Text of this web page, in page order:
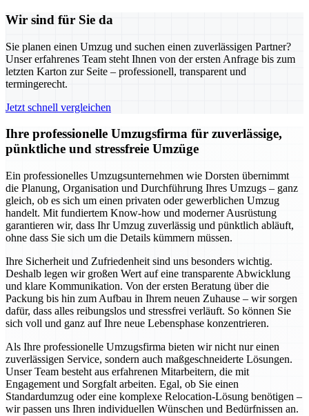
Wir sind für Sie da
Sie planen einen Umzug und suchen einen zuverlässigen Partner?
Unser erfahrenes Team steht Ihnen von der ersten Anfrage bis zum
letzten Karton zur Seite – professionell, transparent und
termingerecht.
Jetzt schnell vergleichen
Ihre professionelle Umzugsfirma für zuverlässige,
pünktliche und stressfreie Umzüge
Ein professionelles Umzugsunternehmen wie Dorsten übernimmt
die Planung, Organisation und Durchführung Ihres Umzugs – ganz
gleich, ob es sich um einen privaten oder gewerblichen Umzug
handelt. Mit fundiertem Know-how und moderner Ausrüstung
garantieren wir, dass Ihr Umzug zuverlässig und pünktlich abläuft,
ohne dass Sie sich um die Details kümmern müssen.
Ihre Sicherheit und Zufriedenheit sind uns besonders wichtig.
Deshalb legen wir großen Wert auf eine transparente Abwicklung
und klare Kommunikation. Von der ersten Beratung über die
Packung bis hin zum Aufbau in Ihrem neuen Zuhause – wir sorgen
dafür, dass alles reibungslos und stressfrei verläuft. So können Sie
sich voll und ganz auf Ihre neue Lebensphase konzentrieren.
Als Ihre professionelle Umzugsfirma bieten wir nicht nur einen
zuverlässigen Service, sondern auch maßgeschneiderte Lösungen.
Unser Team besteht aus erfahrenen Mitarbeitern, die mit
Engagement und Sorgfalt arbeiten. Egal, ob Sie einen
Standardumzug oder eine komplexe Relocation-Lösung benötigen –
wir passen uns Ihren individuellen Wünschen und Bedürfnissen an.